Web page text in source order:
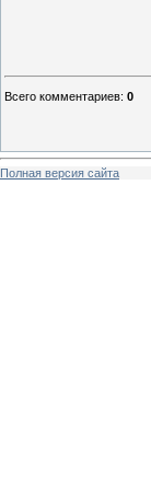
Всего комментариев: 0
Полная версия сайта